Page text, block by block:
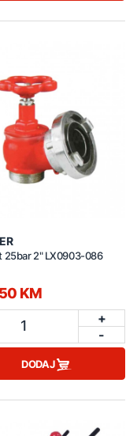
25bar 2" LX0903-086
KM
1
+
-
DODAJ